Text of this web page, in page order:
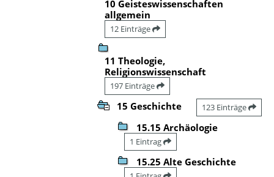
10 Geisteswissenschaften
allgemein
12 Einträge
11 Theologie,
Religionswissenschaft
197 Einträge
15 Geschichte 123 Einträge
15.15 Archäologie
1 Eintrag
15.25 Alte Geschichte